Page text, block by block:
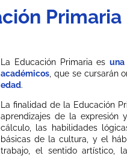
Primaria
La Educación Primaria es
académicos , que se cursarán
edad.
La finalidad de la Educación
aprendizajes de la expresión
cálculo, las habilidades
básicas de la cultura, y el
trabajo, el sentido artístico,